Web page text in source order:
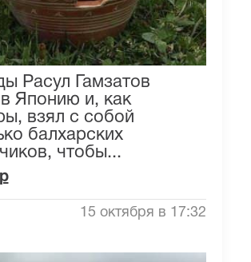
Расул Гамзатов
Японию и, как
взял с собой
балхарских
чтобы...
15 октября в 17:32